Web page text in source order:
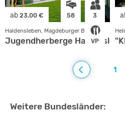
ab 23.00 € 58 3
VP
Haldensleben, Magdeburger Börde
Jugendherberge
1
Weitere Bundesländer: